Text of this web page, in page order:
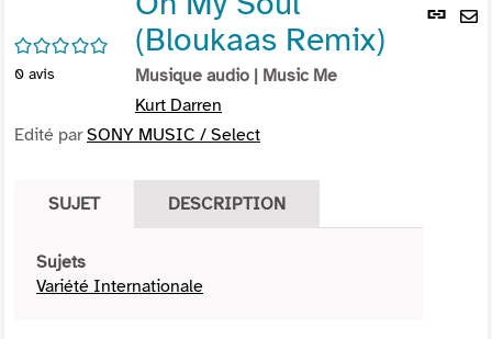
Lien
/5
0 avis
(Bloukaas Remix)
Musique audio | Music Me
Kurt Darren
Edité parSONY MUSIC / Select
SUJET DESCRIPTION
Sujets
Variété Internationale